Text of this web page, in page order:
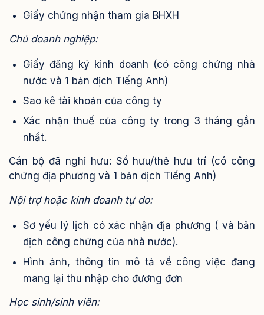
Giấy chứng nhận tham gia BHXH
Chủ doanh nghiệp:
Giấy đăng ký kinh doanh (có công chứng nhà
nước và 1 bản dịch Tiếng Anh)
Sao kê tài khoản của công ty
Xác nhận thuế của công ty trong 3 tháng gần
nhất.
Cán bộ đã nghỉ hưu: Sổ hưu/thẻ hưu trí (có công
chứng địa phương và 1 bản dịch Tiếng Anh)
Nội trợ hoặc kinh doanh tự do:
Sơ yếu lý lịch có xác nhận địa phương ( và bản
dịch công chứng của nhà nước).
Hình ảnh, thông tin mô tả về công việc đang
mang lại thu nhập cho đương đơn
Học sinh/sinh viên: